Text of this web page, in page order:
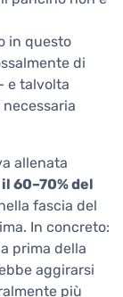
in questo
di
e talvolta
allenata
60–70% del
fascia del
In concreto:
prima della
aggirarsi
più